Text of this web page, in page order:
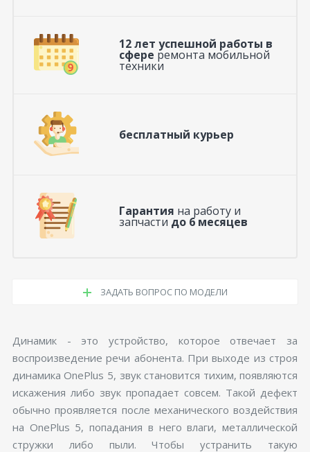
12 лет успешной работы в
сфере ремонта мобильной
техники
бесплатный курьер
Гарантия на работу и
запчасти до 6 месяцев
ЗАДАТЬ ВОПРОС ПО МОДЕЛИ
Динамик - это устройство, которое отвечает за
воспроизведение речи абонента. При выходе из строя
динамика OnePlus 5, звук становится тихим, появляются
искажения либо звук пропадает совсем. Такой дефект
обычно проявляется после механического воздействия
на OnePlus 5, попадания в него влаги, металлической
стружки либо пыли. Чтобы устранить такую